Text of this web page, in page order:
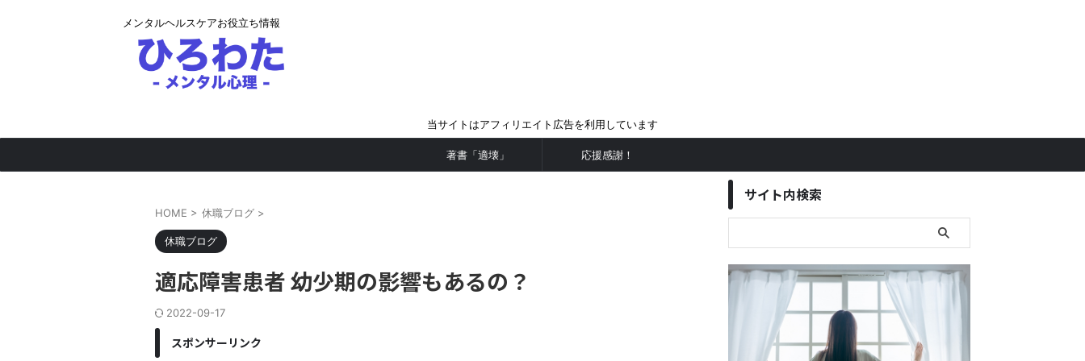
メンタルヘルスケアお役立ち情報
当サイトはアフィリエイト広告を利用しています
著書「適壊」 応援感謝！
HOME > 休職ブログ >
休職ブログ
適応障害患者 幼少期の影響もあるの？
2022-09-17
スポンサーリンク
サイト内検索